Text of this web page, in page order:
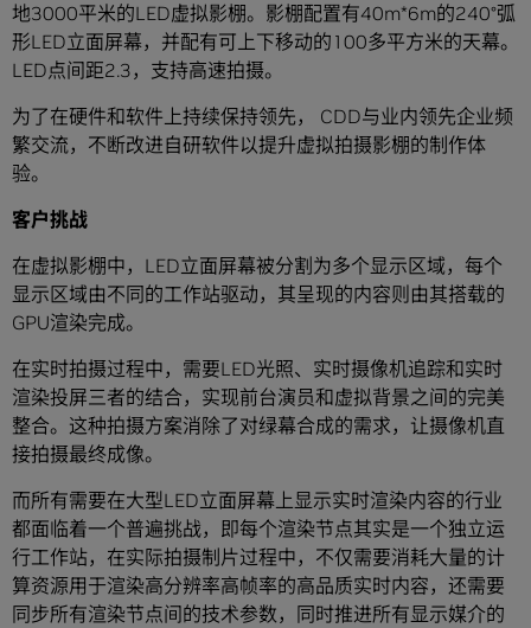
地3000平米的LED虚拟影棚。影棚配置有40m*6m的240°弧
形LED立面屏幕，并配有可上下移动的100多平方米的天幕。
LED点间距2.3，支持高速拍摄。
为了在硬件和软件上持续保持领先， CDD与业内领先企业频
繁交流，不断改进自研软件以提升虚拟拍摄影棚的制作体
验。
客户挑战
在虚拟影棚中，LED立面屏幕被分割为多个显示区域，每个
显示区域由不同的工作站驱动，其呈现的内容则由其搭载的
GPU渲染完成。
在实时拍摄过程中，需要LED光照、实时摄像机追踪和实时
渲染投屏三者的结合，实现前台演员和虚拟背景之间的完美
整合。这种拍摄方案消除了对绿幕合成的需求，让摄像机直
接拍摄最终成像。
而所有需要在大型LED立面屏幕上显示实时渲染内容的行业
都面临着一个普遍挑战，即每个渲染节点其实是一个独立运
行工作站，在实际拍摄制片过程中，不仅需要消耗大量的计
算资源用于渲染高分辨率高帧率的高品质实时内容，还需要
同步所有渲染节点间的技术参数，同时推进所有显示媒介的